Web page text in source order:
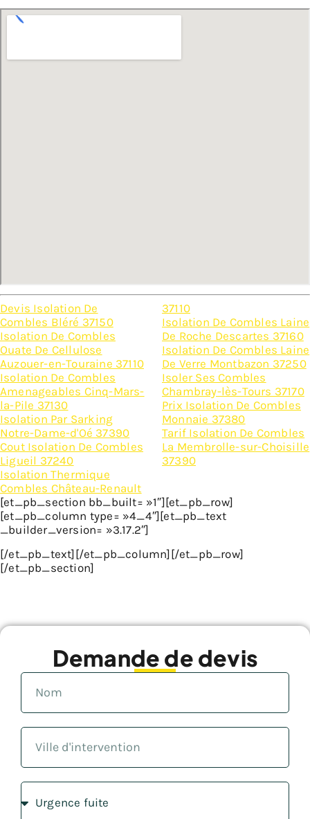
Devis Isolation De
Combles Bléré 37150
Isolation De Combles
Ouate De Cellulose
Auzouer-en-Touraine 37110
Isolation De Combles
Amenageables Cinq-Mars-
la-Pile 37130
Isolation Par Sarking
Notre-Dame-d'Oé 37390
Cout Isolation De Combles
Ligueil 37240
Isolation Thermique
Combles Château-Renault
37110
Isolation De Combles Laine
De Roche Descartes 37160
Isolation De Combles Laine
De Verre Montbazon 37250
Isoler Ses Combles
Chambray-lès-Tours 37170
Prix Isolation De Combles
Monnaie 37380
Tarif Isolation De Combles
La Membrolle-sur-Choisille
37390
[et_pb_section bb_built= »1″][et_pb_row]
[et_pb_column type= »4_4″][et_pb_text
_builder_version= »3.17.2″]
[/et_pb_text][/et_pb_column][/et_pb_row]
[/et_pb_section]
Demande de devis